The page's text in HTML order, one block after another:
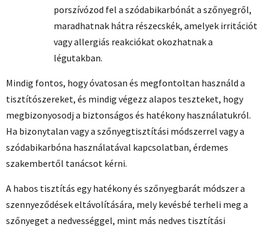
porszívózod fel a szódabikarbónát a szőnyegről,
maradhatnak hátra részecskék, amelyek irritációt
vagy allergiás reakciókat okozhatnak a
légutakban.
Mindig fontos, hogy óvatosan és megfontoltan használd a
tisztítószereket, és mindig végezz alapos teszteket, hogy
megbizonyosodj a biztonságos és hatékony használatukról.
Ha bizonytalan vagy a szőnyegtisztítási módszerrel vagy a
szódabikarbóna használatával kapcsolatban, érdemes
szakembertől tanácsot kérni.
A habos tisztítás egy hatékony és szőnyegbarát módszer a
szennyeződések eltávolítására, mely kevésbé terheli meg a
szőnyeget a nedvességgel, mint más nedves tisztítási